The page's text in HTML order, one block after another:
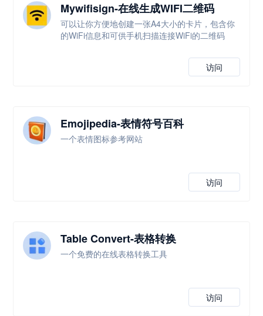
Mywifisign-在线生成WIFI二维码
可以让你方便地创建一张A4大小的卡片，包含你
的WiFi信息和可供手机扫描连接WiFi的二维码
访问
Emojipedia-表情符号百科
一个表情图标参考网站
访问
Table Convert-表格转换
一个免费的在线表格转换工具
访问